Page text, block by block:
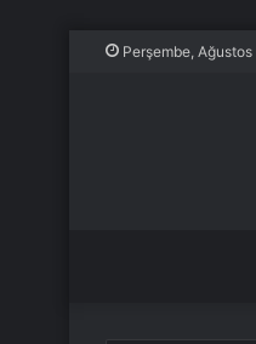
Perşembe,